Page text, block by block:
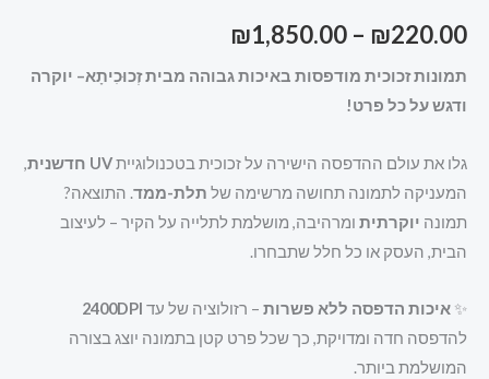
₪220.00
–
₪1,850.00
תמונות זכוכית מודפסות באיכות גבוהה מבית זְכוּכִיתָא– יוקרה
ודגש על כל פרט!
גלו את עולם ההדפסה הישירה על זכוכית בטכנולוגייתUV חדשנית
,
המעניקה לתמונה תחושה מרשימה של תלת-ממד. התוצאה?
תמונה יוקרתית ומרהיבה, מושלמת לתלייה על הקיר – לעיצוב
הבית, העסק או כל חלל שתבחרו.
✨ איכות הדפסה ללא פשרות – רזולוציה של עד 2400DPI
להדפסה חדה ומדויקת, כך שכל פרט קטן בתמונה יוצג בצורה
המושלמת ביותר.